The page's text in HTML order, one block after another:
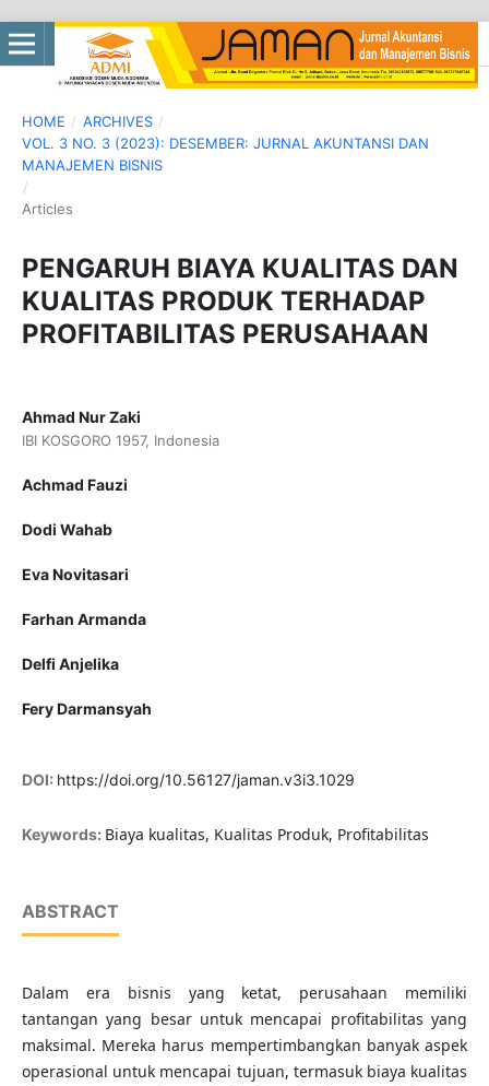
HOME / ARCHIVES /
VOL. 3 NO. 3 (2023): DESEMBER: JURNAL AKUNTANSI DAN
MANAJEMEN BISNIS
/
Articles
PENGARUH BIAYA KUALITAS DAN
KUALITAS PRODUK TERHADAP
PROFITABILITAS PERUSAHAAN
Ahmad Nur Zaki
IBI KOSGORO 1957, Indonesia
Achmad Fauzi
Dodi Wahab
Eva Novitasari
Farhan Armanda
Delfi Anjelika
Fery Darmansyah
DOI: https://doi.org/10.56127/jaman.v3i3.1029
Keywords: Biaya kualitas, Kualitas Produk, Profitabilitas
ABSTRACT
Dalam era bisnis yang ketat, perusahaan memiliki
tantangan yang besar untuk mencapai profitabilitas yang
maksimal. Mereka harus mempertimbangkan banyak aspek
operasional untuk mencapai tujuan, termasuk biaya kualitas